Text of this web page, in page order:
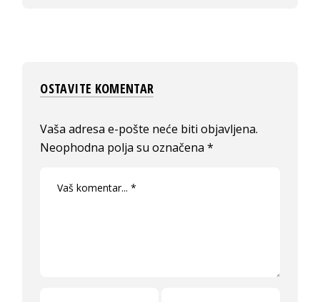
OSTAVITE KOMENTAR
Vaša adresa e-pošte neće biti objavljena.
Neophodna polja su označena*